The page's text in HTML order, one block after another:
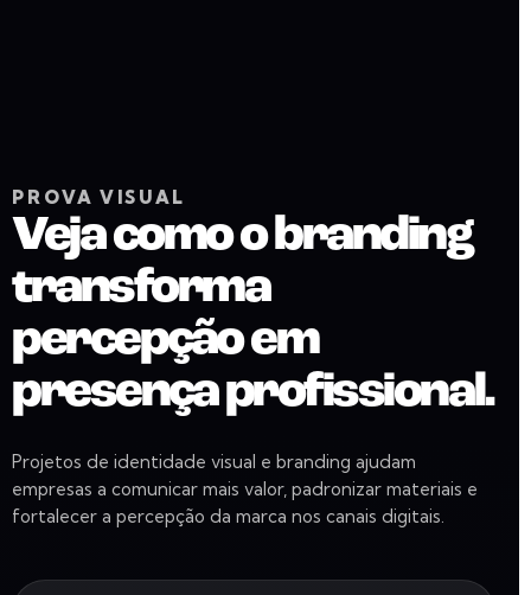
PROVA VISUAL
Veja como o branding
transforma
percepção em
presença profissional.
Projetos de identidade visual e branding ajudam
empresas a comunicar mais valor, padronizar materiais e
fortalecer a percepção da marca nos canais digitais.